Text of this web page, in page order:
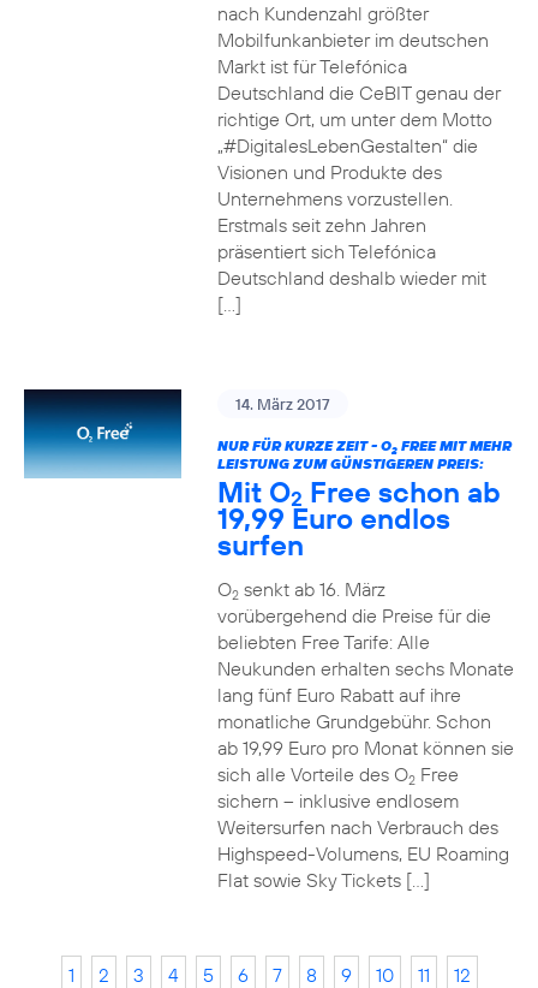
nach Kundenzahl größter
Mobilfunkanbieter im deutschen
Markt ist für Telefónica
Deutschland die CeBIT genau der
richtige Ort, um unter dem Motto
„#DigitalesLebenGestalten“ die
Visionen und Produkte des
Unternehmens vorzustellen.
Erstmals seit zehn Jahren
präsentiert sich Telefónica
Deutschland deshalb wieder mit
[…]
14. März 2017
NUR FÜR KURZE ZEIT - O2FREE MIT MEHR
LEISTUNG ZUM GÜNSTIGEREN PREIS:
Mit O2 Free schon ab
19,99 Euro endlos
surfen
O2senkt ab 16. März
vorübergehend die Preise für die
beliebten Free Tarife: Alle
Neukunden erhalten sechs Monate
lang fünf Euro Rabatt auf ihre
monatliche Grundgebühr. Schon
ab 19,99 Euro pro Monat können sie
sich alle Vorteile des O2Free
sichern – inklusive endlosem
Weitersurfen nach Verbrauch des
Highspeed-Volumens, EU Roaming
Flat sowie Sky Tickets […]
1 2 3 4 5 6 7 8 9 10 11
12